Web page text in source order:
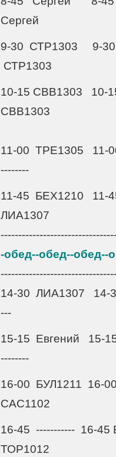
Сергей
9-30 СТР1303 9-
СТР1303
10-15 СВВ1303 10-
СВВ1303
11-00 ТРЕ1305 11-
--------
11-45 БЕХ1210 11-
ЛИА1307
-обед--обед--обед--
14-30 ЛИА1307 14-
---
15-15 Евгений 15-
--------
16-00 БУЛ1211 16-
САС1102
16-45 ----------- 16-
ТОР1012